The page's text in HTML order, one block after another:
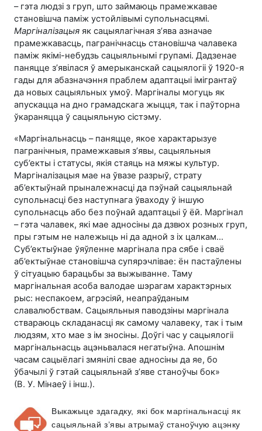
– гэта людзі з груп, што займаюць прамежкавае
становішча паміж устойлівымі супольнасцямі.
Маргіналізацыя як сацыялагічная з’ява азначае
прамежкавасць, пагранічнасць становішча чалавека
паміж якімі-небудзь сацыяльнымі групамі. Дадзенае
паняцце з’явілася ў амерыканскай сацыялогіі ў 1920-я
гады для абазначэння праблем адаптацыі імігрантаў
да новых сацыяльных умоў. Маргіналы могуць як
апускацца на дно грамадскага жыцця, так і паўторна
ўкараняцца ў сацыяльную сістэму.
«Маргінальнасць – паняцце, якое характарызуе
пагранічныя, прамежкавыя з’явы, сацыяльныя
суб’екты і статусы, якія стаяць на мяжы культур.
Маргіналізацыя мае на ўвазе разрыў, страту
аб’ектыўнай прыналежнасці да пэўнай сацыяльнай
супольнасці без наступнага ўваходу ў іншую
супольнасць або без поўнай адаптацыі ў ёй. Маргінал
– гэта чалавек, які мае адносіны да дзвюх розных груп,
пры гэтым не належыць ні да адной з іх цалкам…
Суб’ектыўнае ўяўленне маргінала пра сябе і сваё
аб’ектыўнае становішча супярэчлівае: ён пастаўлены
ў сітуацыю барацьбы за выжыванне. Таму
маргінальная асоба валодае шэрагам характэрных
рыс: неспакоем, агрэсіяй, неапраўданым
славалюбствам. Сацыяльныя паводзіны маргінала
ствараюць складанасці як самому чалавеку, так і тым
людзям, хто мае з ім зносіны. Доўгі час у сацыялогіі
маргінальнасць ацэньвалася негатыўна. Апошнім
часам сацыёлагі змянілі свае адносіны да яе, бо
ўбачылі ў гэтай сацыяльнай з’яве станоўчы бок»
(В. У. Мінаеў і інш.).
Выкажыце здагадку, які бок маргінальнасці як
сацыяльнай з’явы атрымаў станоўчую ацэнку